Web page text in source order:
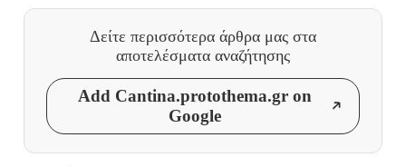
Δείτε περισσότερα άρθρα μας στα
αποτελέσματα αναζήτησης
Add Cantina.protothema.gr on
Google